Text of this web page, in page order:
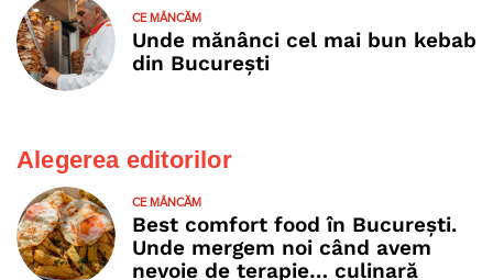
CE MÂNCĂM
Unde mănânci cel mai bun kebab
din București
Alegerea editorilor
CE MÂNCĂM
Best comfort food în București.
Unde mergem noi când avem
nevoie de terapie… culinară